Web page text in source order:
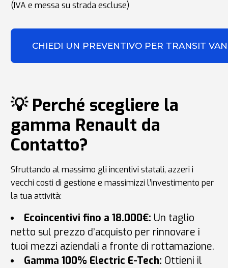
(IVA e messa su strada escluse)
CHIEDI UN PREVENTIVO PER TRANSIT VAN
💡 Perché scegliere la
gamma Renault da
Contatto?
Sfruttando al massimo gli incentivi statali, azzeri i
vecchi costi di gestione e massimizzi l’investimento per
la tua attività:
Ecoincentivi fino a 18.000€: Un taglio
netto sul prezzo d’acquisto per rinnovare i
tuoi mezzi aziendali a fronte di rottamazione.
Gamma 100% Electric E-Tech: Ottieni il